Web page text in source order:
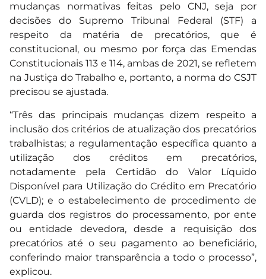
mudanças normativas feitas pelo CNJ, seja por
decisões do Supremo Tribunal Federal (STF) a
respeito da matéria de precatórios, que é
constitucional, ou mesmo por força das Emendas
Constitucionais 113 e 114, ambas de 2021, se refletem
na Justiça do Trabalho e, portanto, a norma do CSJT
precisou se ajustada.
“Três das principais mudanças dizem respeito a
inclusão dos critérios de atualização dos precatórios
trabalhistas; a regulamentação específica quanto a
utilização dos créditos em precatórios,
notadamente pela Certidão do Valor Líquido
Disponível para Utilização do Crédito em Precatório
(CVLD); e o estabelecimento de procedimento de
guarda dos registros do processamento, por ente
ou entidade devedora, desde a requisição dos
precatórios até o seu pagamento ao beneficiário,
conferindo maior transparência a todo o processo”,
explicou.